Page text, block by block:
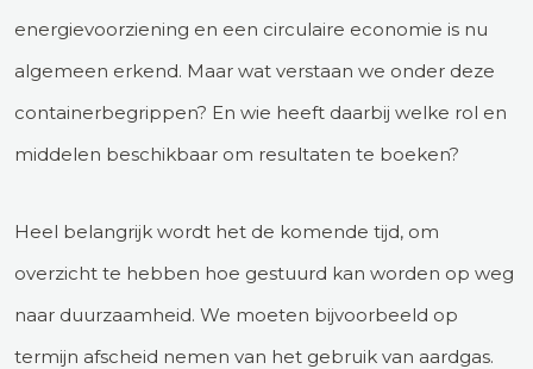
energievoorziening en een circulaire economie is nu
algemeen erkend. Maar wat verstaan we onder deze
containerbegrippen? En wie heeft daarbij welke rol en
middelen beschikbaar om resultaten te boeken?
Heel belangrijk wordt het de komende tijd, om
overzicht te hebben hoe gestuurd kan worden op weg
naar duurzaamheid. We moeten bijvoorbeeld op
termijn afscheid nemen van het gebruik van aardgas.